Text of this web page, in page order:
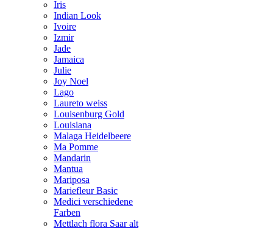
Iris
Indian Look
Ivoire
Izmir
Jade
Jamaica
Julie
Joy Noel
Lago
Laureto weiss
Louisenburg Gold
Louisiana
Malaga Heidelbeere
Ma Pomme
Mandarin
Mantua
Mariposa
Mariefleur Basic
Medici verschiedene
Farben
Mettlach flora Saar alt